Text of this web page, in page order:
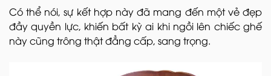
Có thể nói, sự kết hợp này đã mang đến một vẻ đẹp
đầy quyền lực, khiến bất kỳ ai khi ngồi lên chiếc ghế
này cũng trông thật đẳng cấp, sang trọng.